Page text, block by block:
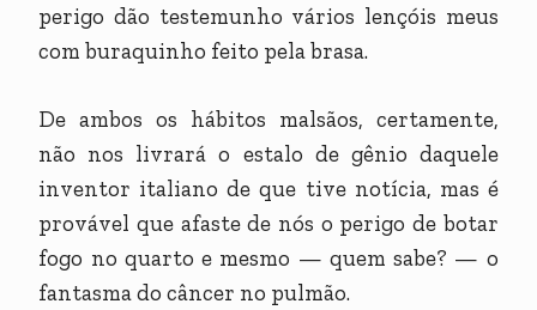
perigo dão testemunho vários lençóis meus
com buraquinho feito pela brasa.
De ambos os hábitos malsãos, certamente,
não nos livrará o estalo de gênio daquele
inventor italiano de que tive notícia, mas é
provável que afaste de nós o perigo de botar
fogo no quarto e mesmo — quem sabe? — o
fantasma do câncer no pulmão.